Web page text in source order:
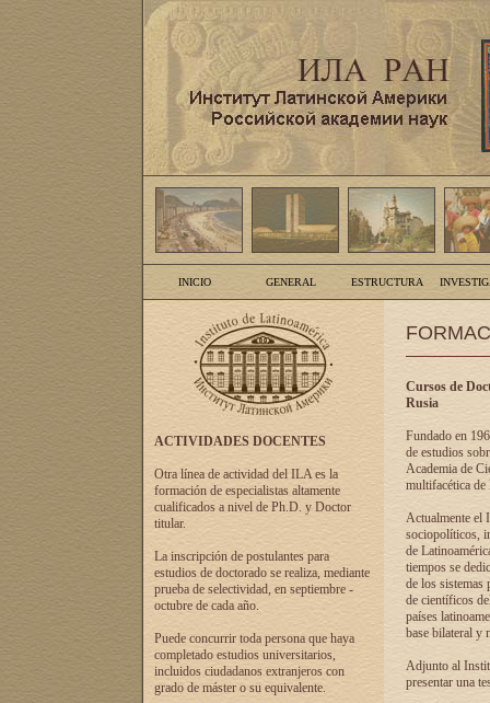
INICIO GENERAL ESTRUCTURA
ACTIVIDADES DOCENTES
Otra línea de actividad del ILA es la
formación de especialistas altamente
cualificados a nivel de Ph.D. y Doctor
titular.
La inscripción de postulantes para
estudios de doctorado se realiza, mediante
prueba de selectividad, en septiembre -
octubre de cada año.
Puede concurrir toda persona que haya
completado estudios universitarios,
incluidos ciudadanos extranjeros con
grado de máster o su equivalente.
Cursos de
Rusia
Fundado en
de estudios
Academia de
multifacética de
Actualmente el
sociopolíticos,
de
tiempos se
de los sistemas
de científicos
países
base bilateral y
Adjunto al
presentar una